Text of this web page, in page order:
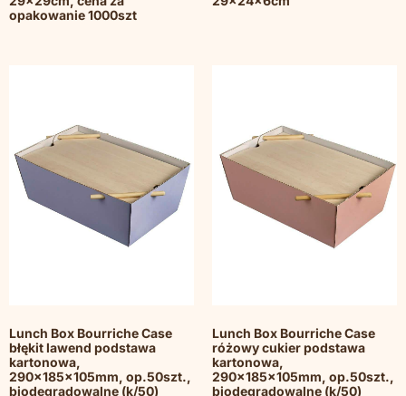
opakowanie 1000szt
Lunch Box Bourriche Case
błękit lawend podstawa
kartonowa,
290x185x105mm, op.50szt.,
biodegradowalne (k/50)
Lunch Box Bourriche Case
różowy cukier podstawa
kartonowa,
290x185x105mm, op.50szt.,
biodegradowalne (k/50)